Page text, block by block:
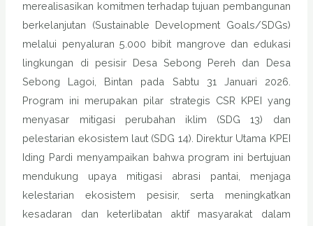
merealisasikan komitmen terhadap tujuan pembangunan
berkelanjutan (Sustainable Development Goals/SDGs)
melalui penyaluran 5.000 bibit mangrove dan edukasi
lingkungan di pesisir Desa Sebong Pereh dan Desa
Sebong Lagoi, Bintan pada Sabtu 31 Januari 2026.
Program ini merupakan pilar strategis CSR KPEI yang
menyasar mitigasi perubahan iklim (SDG 13) dan
pelestarian ekosistem laut (SDG 14). Direktur Utama KPEI
Iding Pardi menyampaikan bahwa program ini bertujuan
mendukung upaya mitigasi abrasi pantai, menjaga
kelestarian ekosistem pesisir, serta meningkatkan
kesadaran dan keterlibatan aktif masyarakat dalam